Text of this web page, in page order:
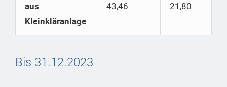
aus
Kleinkläranlage
43,46
21,80
Bis 31.12.2023